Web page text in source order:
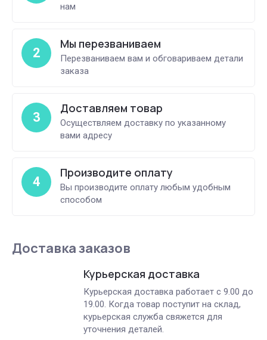
нам
2
Мы перезваниваем
Перезваниваем вам и обговариваем детали
заказа
3
Доставляем товар
Осуществляем доставку по указанному
вами адресу
4
Производите оплату
Вы производите оплату любым удобным
способом
Доставка заказов
Курьерская доставка
Курьерская доставка работает с 9.00 до
19.00. Когда товар поступит на склад,
курьерская служба свяжется для
уточнения деталей.